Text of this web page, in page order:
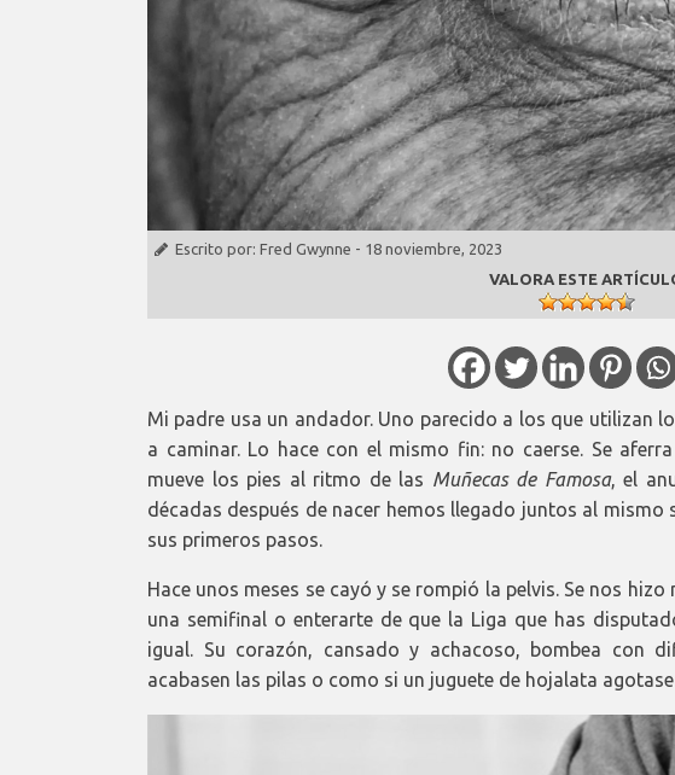
Escrito por: Fred Gwynne - 18 noviembre, 2023
VALORA ESTE
Mi padre usa un andador. Uno parecido a los que utilizan
a caminar. Lo hace con el mismo fin: no caerse. Se
mueve los pies al ritmo de las Muñecas de Famosa, el
décadas después de nacer hemos llegado juntos al
sus primeros pasos.
Hace unos meses se cayó y se rompió la pelvis. Se nos
una semifinal o enterarte de que la Liga que has
igual. Su corazón, cansado y achacoso, bombea con
acabasen las pilas o como si un juguete de hojalata